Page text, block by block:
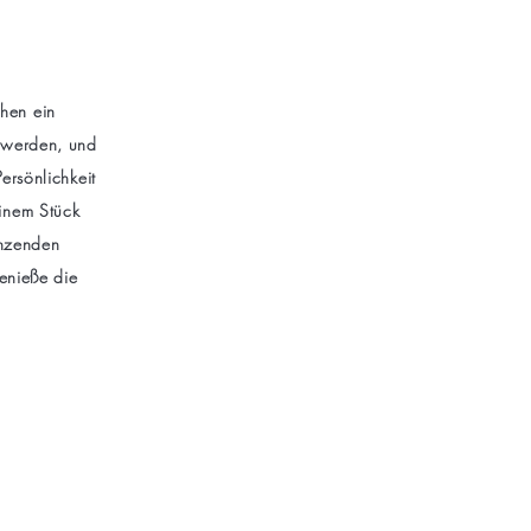
ein
und
Stück
die